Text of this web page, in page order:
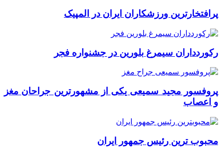
پرافتخارترین ورزشکاران ایران در المپیک
رکوردداران سیمرغ بلورین در جشنواره فجر
پروفسور مجید سمیعی یکی از مشهورترین جراحان مغز
و اعصاب
محبوب ترین رئیس جمهور ایران